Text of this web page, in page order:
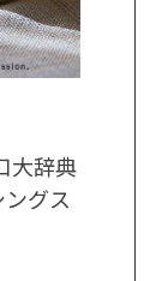
大辞典
グス